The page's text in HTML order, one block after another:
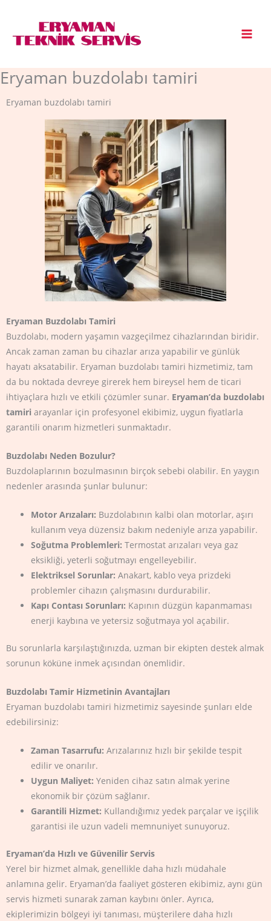
Eryaman buzdolabı tamiri
Eryaman buzdolabı tamiri
Eryaman Buzdolabı Tamiri
Buzdolabı, modern yaşamın vazgeçilmez cihazlarından biridir.
Ancak zaman zaman bu cihazlar arıza yapabilir ve günlük
hayatı aksatabilir. Eryaman buzdolabı tamiri hizmetimiz, tam
da bu noktada devreye girerek hem bireysel hem de ticari
ihtiyaçlara hızlı ve etkili çözümler sunar. Eryaman’da buzdolabı
tamiri arayanlar için profesyonel ekibimiz, uygun fiyatlarla
garantili onarım hizmetleri sunmaktadır.
Buzdolabı Neden Bozulur?
Buzdolaplarının bozulmasının birçok sebebi olabilir. En yaygın
nedenler arasında şunlar bulunur:
Motor Arızaları: Buzdolabının kalbi olan motorlar, aşırı
kullanım veya düzensiz bakım nedeniyle arıza yapabilir.
Soğutma Problemleri: Termostat arızaları veya gaz
eksikliği, yeterli soğutmayı engelleyebilir.
Elektriksel Sorunlar: Anakart, kablo veya prizdeki
problemler cihazın çalışmasını durdurabilir.
Kapı Contası Sorunları: Kapının düzgün kapanmaması
enerji kaybına ve yetersiz soğutmaya yol açabilir.
Bu sorunlarla karşılaştığınızda, uzman bir ekipten destek almak
sorunun köküne inmek açısından önemlidir.
Buzdolabı Tamir Hizmetinin Avantajları
Eryaman buzdolabı tamiri hizmetimiz sayesinde şunları elde
edebilirsiniz:
Zaman Tasarrufu: Arızalarınız hızlı bir şekilde tespit
edilir ve onarılır.
Uygun Maliyet: Yeniden cihaz satın almak yerine
ekonomik bir çözüm sağlanır.
Garantili Hizmet: Kullandığımız yedek parçalar ve işçilik
garantisi ile uzun vadeli memnuniyet sunuyoruz.
Eryaman’da Hızlı ve Güvenilir Servis
Yerel bir hizmet almak, genellikle daha hızlı müdahale
anlamına gelir. Eryaman’da faaliyet gösteren ekibimiz, aynı gün
servis hizmeti sunarak zaman kaybını önler. Ayrıca,
ekiplerimizin bölgeyi iyi tanıması, müşterilere daha hızlı